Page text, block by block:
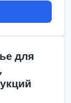
для